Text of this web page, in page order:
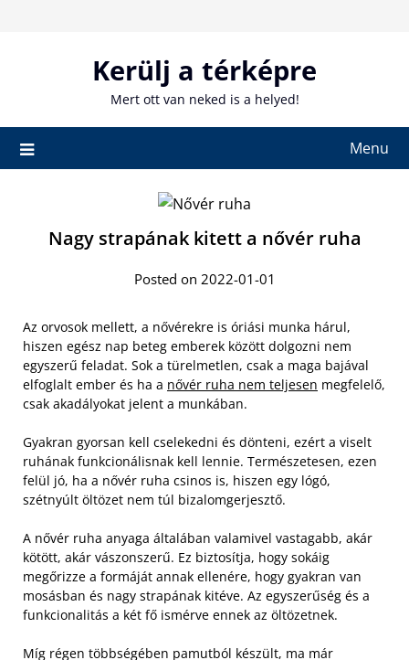
Kerülj a térképre
Mert ott van neked is a helyed!
Menu
Nagy strapának kitett a nővér ruha
Posted on 2022-01-01
Az orvosok mellett, a nővérekre is óriási munka hárul,
hiszen egész nap beteg emberek között dolgozni nem
egyszerű feladat. Sok a türelmetlen, csak a maga bajával
elfoglalt ember és ha a nővér ruha nem teljesen megfelelő,
csak akadályokat jelent a munkában.
Gyakran gyorsan kell cselekedni és dönteni, ezért a viselt
ruhának funkcionálisnak kell lennie. Természetesen, ezen
felül jó, ha a nővér ruha csinos is, hiszen egy lógó,
szétnyúlt öltözet nem túl bizalomgerjesztő.
A nővér ruha anyaga általában valamivel vastagabb, akár
kötött, akár vászonszerű. Ez biztosítja, hogy sokáig
megőrizze a formáját annak ellenére, hogy gyakran van
mosásban és nagy strapának kitéve. Az egyszerűség és a
funkcionalitás a két fő ismérve ennek az öltözetnek.
Míg régen többségében pamutból készült, ma már